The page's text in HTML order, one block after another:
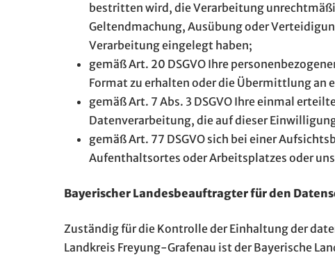
bestritten wird, die Verarbeitung
Geltendmachung, Ausübung oder
Verarbeitung eingelegt haben;
gemäß Art. 20 DSGVO Ihre
Format zu erhalten oder die Übermittlung an
gemäß Art. 7 Abs. 3 DSGVO Ihre einmal
Datenverarbeitung, die auf dieser
gemäß Art. 77 DSGVO sich bei einer
Aufenthaltsortes oder Arbeitsplatzes oder
Bayerischer Landesbeauftragter für den
Zuständig für die Kontrolle der Einhaltung der
Landkreis Freyung-Grafenau ist der Bayerische